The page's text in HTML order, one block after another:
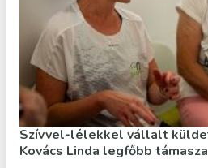
Szívvel-lélekkel vállalt
Kovács Linda legfőbb támasza